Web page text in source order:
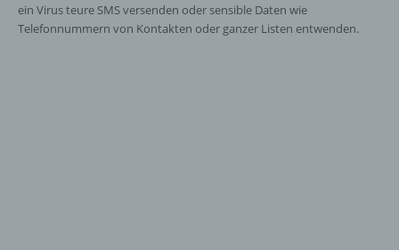
ein Virus teure SMS versenden oder sensible Daten wie
Telefonnummern von Kontakten oder ganzer Listen entwenden.